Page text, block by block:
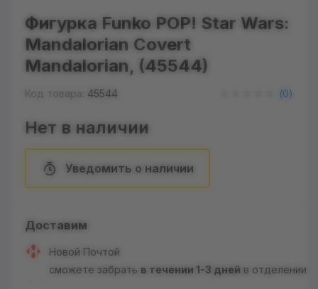
Фигурка Funko POP! Star Wars:
Mandalorian Covert
Mandalorian, (45544)
Код товара: 45544 (0)
Нет в наличии
Уведомить о наличии
Доставим
Новой Почтой
сможете забрать в течении 1-3 дней в отделении